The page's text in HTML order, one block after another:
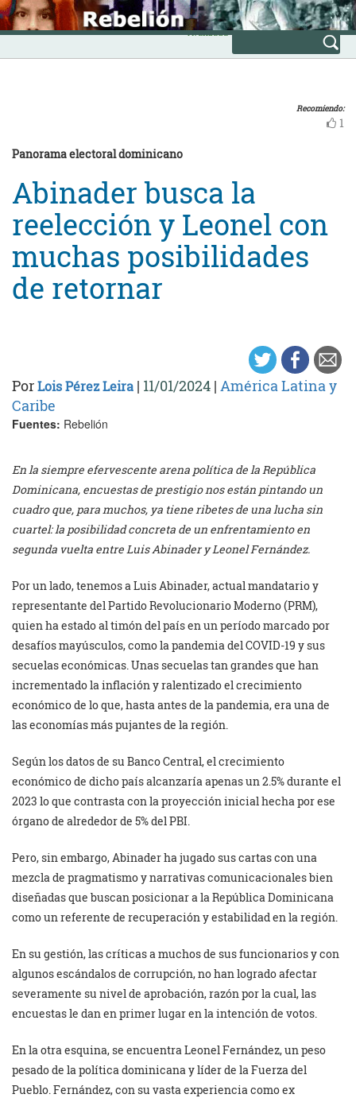
Skip
to
content
INICIO
Avanzada
Recomiendo:
1
Panorama electoral dominicano
Abinader busca la
reelección y Leonel con
muchas posibilidades
de retornar
PorLois Pérez Leira | 11/01/2024 | América Latina y
Caribe
Fuentes: Rebelión
En la siempre efervescente arena política de la República
Dominicana, encuestas de prestigio nos están pintando un
cuadro que, para muchos, ya tiene ribetes de una lucha sin
cuartel: la posibilidad concreta de un enfrentamiento en
segunda vuelta entre Luis Abinader y Leonel Fernández.
Por un lado, tenemos a Luis Abinader, actual mandatario y
representante del Partido Revolucionario Moderno (PRM),
quien ha estado al timón del país en un período marcado por
desafíos mayúsculos, como la pandemia del COVID-19 y sus
secuelas económicas. Unas secuelas tan grandes que han
incrementado la inflación y ralentizado el crecimiento
económico de lo que, hasta antes de la pandemia, era una de
las economías más pujantes de la región.
Según los datos de su Banco Central, el crecimiento
económico de dicho país alcanzaría apenas un 2.5% durante el
2023 lo que contrasta con la proyección inicial hecha por ese
órgano de alrededor de 5% del PBI.
Pero, sin embargo, Abinader ha jugado sus cartas con una
mezcla de pragmatismo y narrativas comunicacionales bien
diseñadas que buscan posicionar a la República Dominicana
como un referente de recuperación y estabilidad en la región.
En su gestión, las críticas a muchos de sus funcionarios y con
algunos escándalos de corrupción, no han logrado afectar
severamente su nivel de aprobación, razón por la cual, las
encuestas le dan en primer lugar en la intención de votos.
En la otra esquina, se encuentra Leonel Fernández, un peso
pesado de la política dominicana y líder de la Fuerza del
Pueblo. Fernández, con su vasta experiencia como ex